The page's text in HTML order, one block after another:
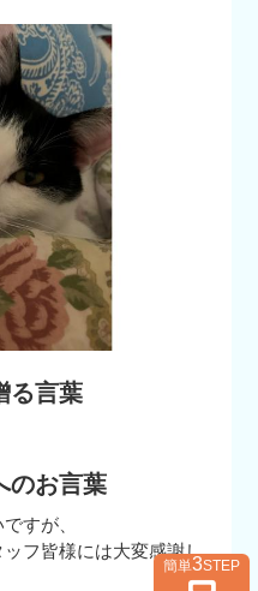
る言葉
のお言葉
すが、
フ皆様には大変感謝し
簡単3STEP